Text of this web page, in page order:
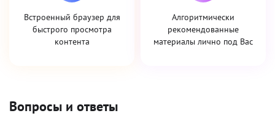
Встроенный браузер для
быстрого просмотра
контента
Алгоритмически
рекомендованные
материалы лично под Вас
Вопросы и ответы